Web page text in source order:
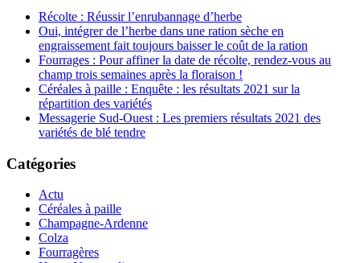
Récolte : Réussir l’enrubannage d’herbe
Oui, intégrer de l’herbe dans une ration sèche en
engraissement fait toujours baisser le coût de la ration
Fourrages : Pour affiner la date de récolte, rendez-vous au
champ trois semaines après la floraison !
Céréales à paille : Enquête : les résultats 2021 sur la
répartition des variétés
Messagerie Sud-Ouest : Les premiers résultats 2021 des
variétés de blé tendre
Catégories
Actu
Céréales à paille
Champagne-Ardenne
Colza
Fourragères